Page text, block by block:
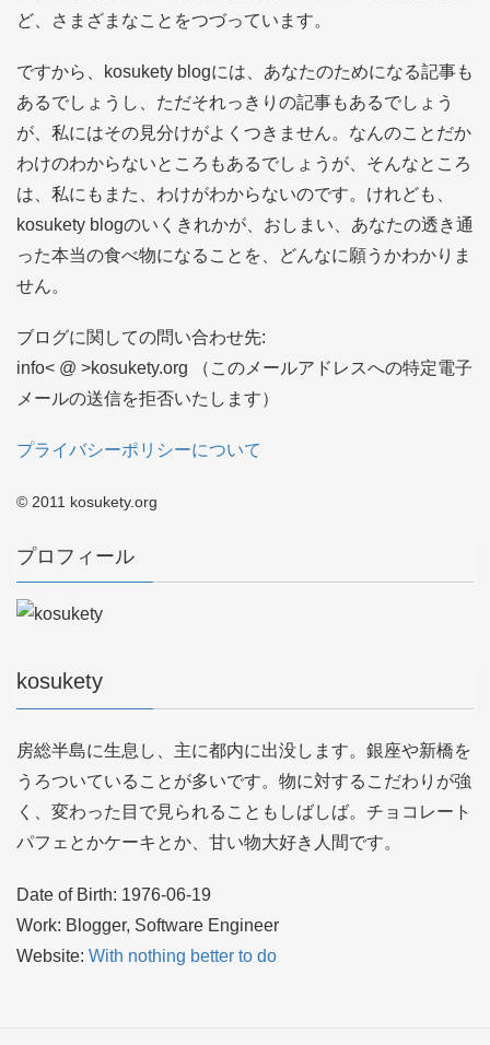
ど、さまざまなことをつづっています。
ですから、kosukety blogには、あなたのためになる記事も
あるでしょうし、ただそれっきりの記事もあるでしょう
が、私にはその見分けがよくつきません。なんのことだか
わけのわからないところもあるでしょうが、そんなところ
は、私にもまた、わけがわからないのです。けれども、
kosukety blogのいくきれかが、おしまい、あなたの透き通
った本当の食べ物になることを、どんなに願うかわかりま
せん。
ブログに関しての問い合わせ先:
info< @ >kosukety.org （このメールアドレスへの特定電子
メールの送信を拒否いたします）
プライバシーポリシーについて
© 2011 kosukety.org
プロフィール
kosukety
房総半島に生息し、主に都内に出没します。銀座や新橋を
うろついていることが多いです。物に対するこだわりが強
く、変わった目で見られることもしばしば。チョコレート
パフェとかケーキとか、甘い物大好き人間です。
Date of Birth: 1976-06-19
Work: Blogger, Software Engineer
Website: With nothing better to do